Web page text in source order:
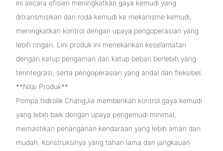
ini secara efisien meningkatkan gaya kemudi yang
ditransmisikan dari roda kemudi ke mekanisme kemudi,
meningkatkan kontrol dengan upaya pengoperasian yang
lebih ringan. Lini produk ini menekankan keselamatan
dengan katup pengaman dan katup beban berlebih yang
terintegrasi, serta pengoperasian yang andal dan fleksibel.
**Nilai Produk**
Pompa hidrolik ChangJia memberikan kontrol gaya kemudi
yang lebih baik dengan upaya pengemudi minimal,
memastikan penanganan kendaraan yang lebih aman dan
mudah. ​​Konstruksinya yang tahan lama dan jangkauan